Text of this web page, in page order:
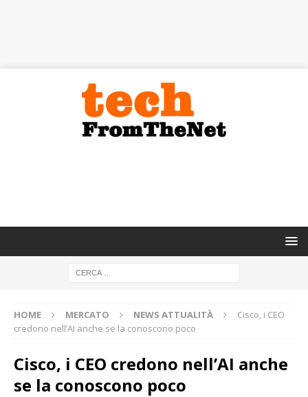
HOME MERCATO NEWS ATTUALITÀ
Cisco, i CEO
credono nell’AI anche se la conoscono poco
Cisco, i CEO credono nell’AI anche
se la conoscono poco